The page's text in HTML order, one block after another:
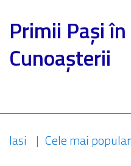
Primii Pași
Cunoașterii
Iasi | Cele mai